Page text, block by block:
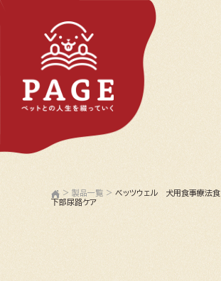
> 製品一覧 > ベッツウェル 犬用食事療法食
下部尿路ケア